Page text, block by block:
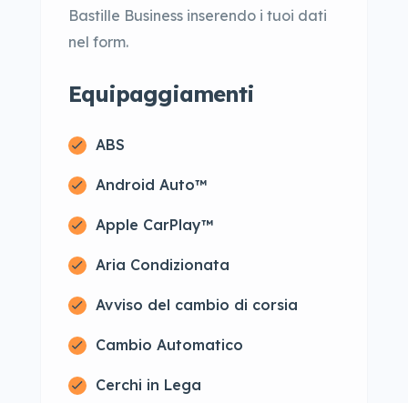
Bastille Business inserendo i tuoi dati
nel form.
Equipaggiamenti
ABS
Android Auto™
Apple CarPlay™
Aria Condizionata
Avviso del cambio di corsia
Cambio Automatico
Cerchi in Lega